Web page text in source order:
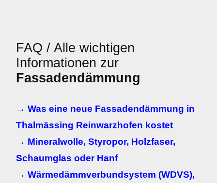
FAQ / Alle wichtigen
Informationen zur
Fassadendämmung
→ Was eine neue Fassadendämmung in
Thalmässing Reinwarzhofen kostet
→ Mineralwolle, Styropor, Holzfaser,
Schaumglas oder Hanf
→ Wärmedämmverbundsystem (WDVS),